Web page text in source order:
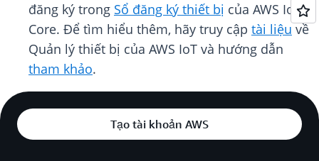
đăng ký trong Sổ đăng ký thiết bị của AWS IoT
Core. Để tìm hiểu thêm, hãy truy cập tài liệuvề
Quản lý thiết bị của AWS IoT và hướng dẫn
tham khảo.
Tạo tài khoản AWS